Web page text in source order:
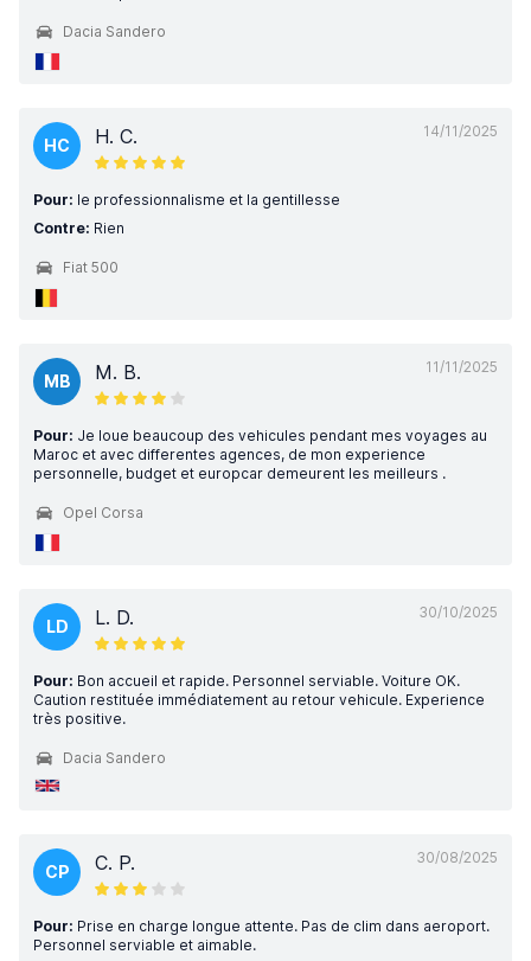
Dacia Sandero
14/11/2025
HC H. C.
Pour: le professionnalisme et la gentillesse
Contre: Rien
Fiat 500
11/11/2025
MB M. B.
Pour: Je loue beaucoup des vehicules pendant mes voyages au
Maroc et avec differentes agences, de mon experience
personnelle, budget et europcar demeurent les meilleurs .
Opel Corsa
30/10/2025
LD L. D.
Pour: Bon accueil et rapide. Personnel serviable. Voiture OK.
Caution restituée immédiatement au retour vehicule. Experience
très positive.
Dacia Sandero
30/08/2025
CP C. P.
Pour: Prise en charge longue attente. Pas de clim dans aeroport.
Personnel serviable et aimable.